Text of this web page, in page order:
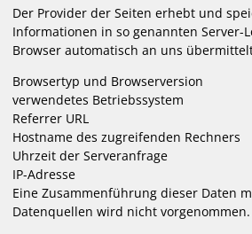
Der Provider der Seiten erhebt und
Informationen in so genannten Server-
Browser automatisch an uns
Browsertyp und Browserversion
verwendetes Betriebssystem
Referrer URL
Hostname des zugreifenden Rechners
Uhrzeit der Serveranfrage
IP-Adresse
Eine Zusammenführung dieser Daten
Datenquellen wird nicht vorgenommen.